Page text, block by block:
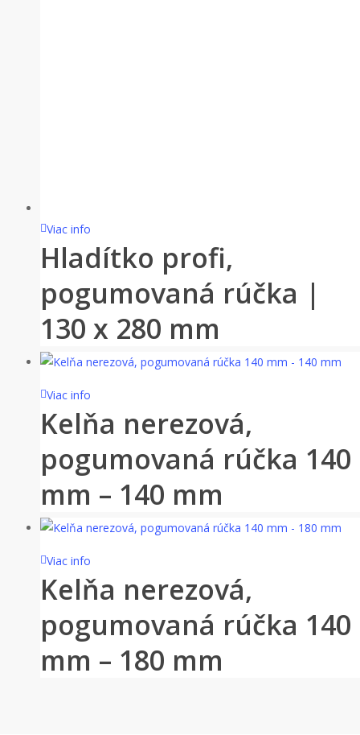
Viac info
Hladítko profi,
pogumovaná rúčka |
130 x 280 mm
Viac info
Kelňa nerezová,
pogumovaná rúčka 140
mm – 140 mm
Viac info
Kelňa nerezová,
pogumovaná rúčka 140
mm – 180 mm